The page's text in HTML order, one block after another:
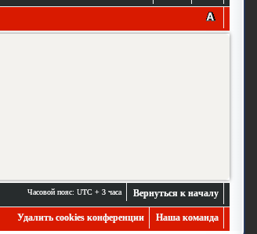
Вернуться к началу
Часовой пояс: UTC + 3 часа
Наша команда
Удалить cookies конференции